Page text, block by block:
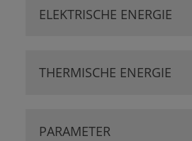
ELEKTRISCHE ENERGIE
THERMISCHE ENERGIE
PARAMETER